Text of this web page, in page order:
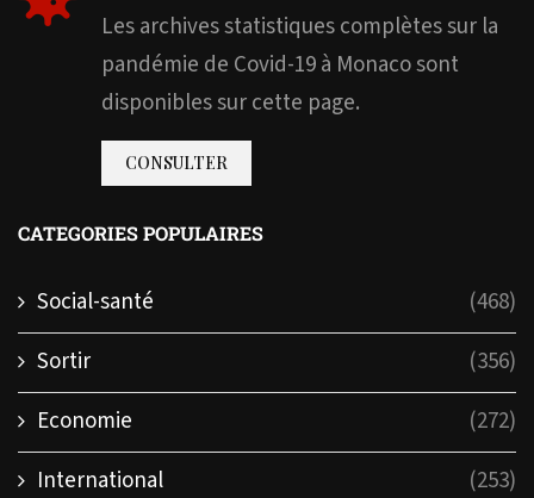
Les archives statistiques complètes sur la
pandémie de Covid-19 à Monaco sont
disponibles sur cette page.
CONSULTER
CATEGORIES POPULAIRES
Social-santé
(468)
Sortir
(356)
Economie
(272)
International
(253)